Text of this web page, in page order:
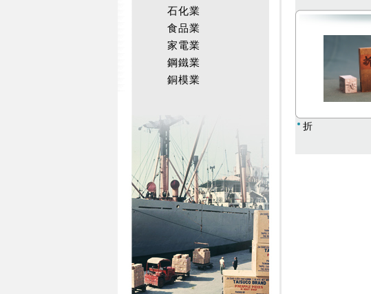
石化業
食品業
家電業
鋼鐵業
銅模業
折